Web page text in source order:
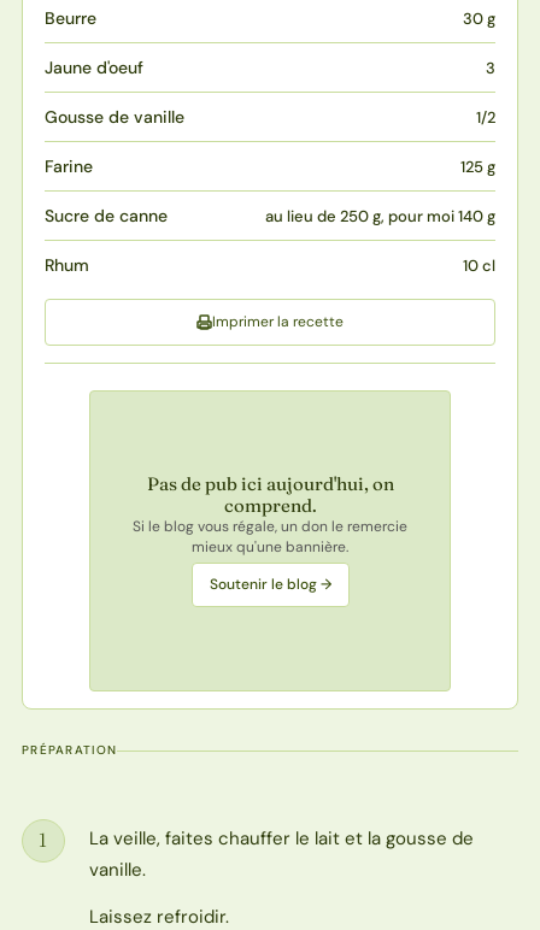
Beurre 30 g
Jaune d'oeuf 3
Gousse de vanille 1/2
Farine 125 g
Sucre de canne au lieu de 250 g, pour moi 140 g
Rhum 10 cl
Imprimer la recette
Pas de pub ici aujourd'hui, on
comprend.
Si le blog vous régale, un don le remercie
mieux qu'une bannière.
Soutenir le blog →
PRÉPARATION
Étape
1
La veille, faites chauffer le lait et la gousse de
vanille.
Laissez refroidir.